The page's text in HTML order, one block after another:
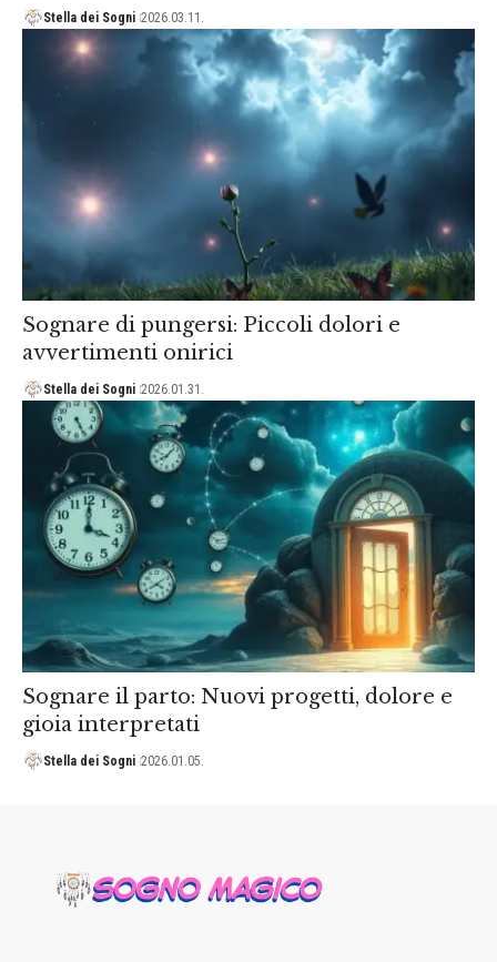
Stella dei Sogni 2026.03.11.
Sognare di pungersi: Piccoli dolori e
avvertimenti onirici
Stella dei Sogni 2026.01.31.
Sognare il parto: Nuovi progetti, dolore e
gioia interpretati
Stella dei Sogni 2026.01.05.